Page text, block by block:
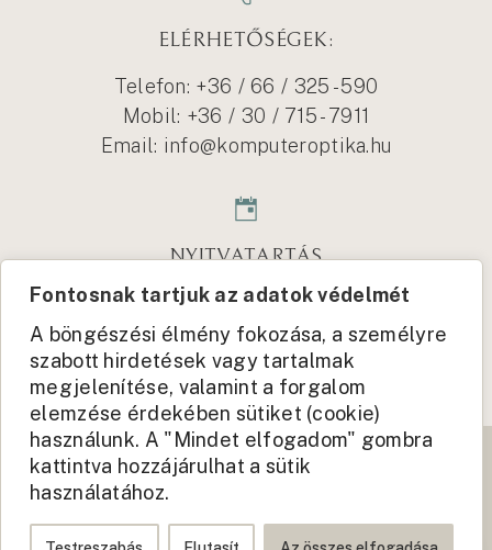
Fontosnak tartjuk az adatok védelmét
A böngészési élmény fokozása, a személyre
szabott hirdetések vagy tartalmak
megjelenítése, valamint a forgalom
elemzése érdekében sütiket (cookie)
használunk. A "Mindet elfogadom" gombra
kattintva hozzájárulhat a sütik
használatához.
ELÉRHETŐSÉGEK:
Telefon: +36 / 66 / 325 - 590
Mobil: +36 / 30 / 715 - 7911
Email: info@komputeroptika.hu
NYITVATARTÁS
Hétköznapokon: 9-18
Szombaton: 9-12
Vasárnap: zárva
© KOMPUTER OPTIKA - MINDEN JOG FENNTARTVA!
ADATKEZELÉSI TÁJÉKOZTATÓ
JOGI NYILATKOZAT